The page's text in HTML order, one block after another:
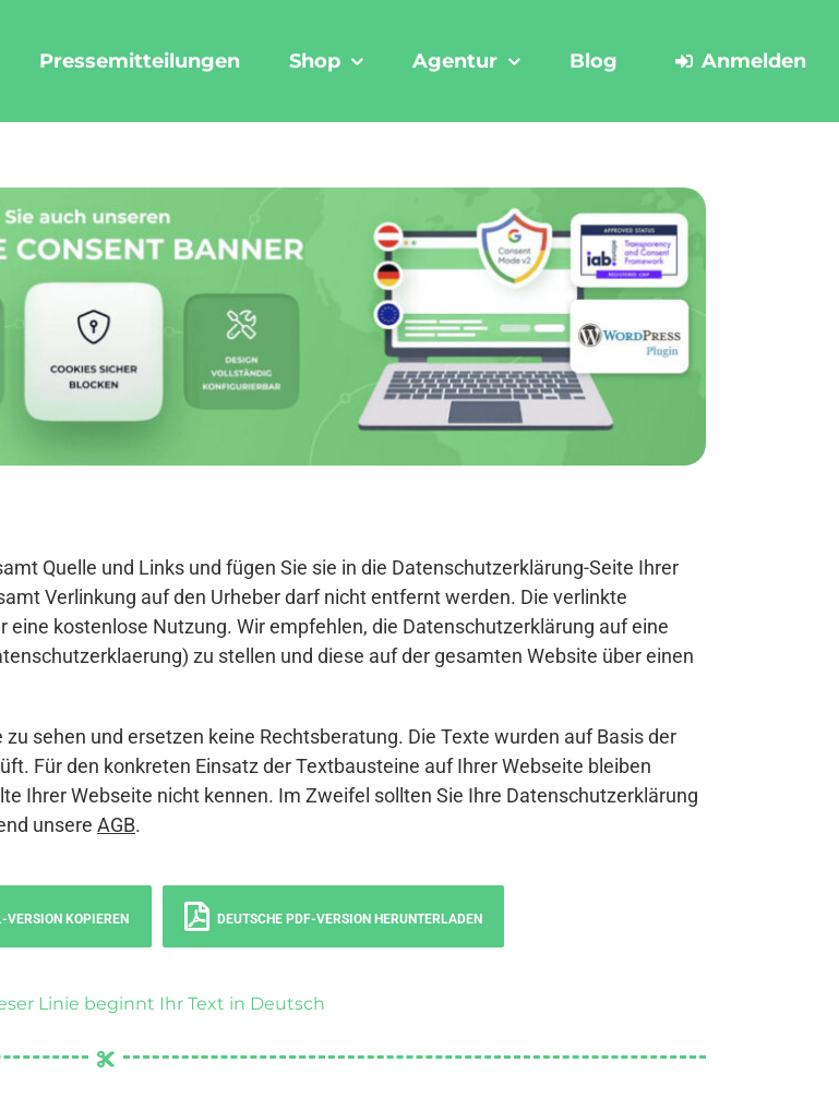
Pressemitteilungen Shop Agentur Blog Anmelden
Quelle und Links und fügen Sie sie in die Datenschutzerklärung-Seite Ihrer
Verlinkung auf den Urheber darf nicht entfernt werden. Die verlinkte
kostenlose Nutzung. Wir empfehlen, die Datenschutzerklärung auf eine
zu stellen und diese auf der gesamten Website über einen
sehen und ersetzen keine Rechtsberatung. Die Texte wurden auf Basis der
Für den konkreten Einsatz der Textbausteine auf Ihrer Webseite bleiben
Ihrer Webseite nicht kennen. Im Zweifel sollten Sie Ihre Datenschutzerklärung
unsere AGB.
VERSION KOPIEREN DEUTSCHE PDF-VERSION HERUNTERLADEN
Linie beginnt Ihr Text in Deutsch